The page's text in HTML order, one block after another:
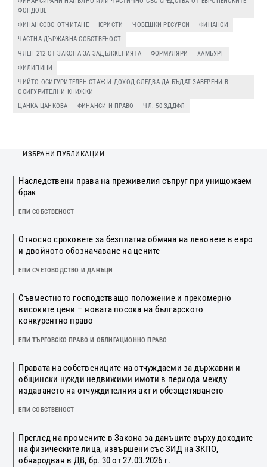
ФОНДОВЕ
ФИНАНСОВО ОТЧИТАНЕ
ЮРИСТИ ЧОВЕШКИ РЕСУРСИ
ФИНАНСИ
ЧАСТНА ДЪРЖАВНА СОБСТВЕНОСТ
ЧЛЕН 212 ОТ ЗАКОНА ЗА ЗАДЪЛЖЕНИЯТА
ФОРМУЛЯРИ
ХАМБУРГ
ФИЛИПИНИ
ЧИЙТО ОСИГУРИТЕЛЕН СТАЖ И ДОХОД СЛЕДВА ДА БЪДАТ ЗАВЕРЕНИ В
ОСИГУРИТЕЛНИ КНИЖКИ
ЦАНКА ЦАНКОВА
ФИНАНСИ И ПРАВО ЧЛ. 50 ЗДДФЛ
ИЗБРАНИ ПУБЛИКАЦИИ
Наследствени права на преживелия съпруг при унищожаем
брак
ЕПИ СОБСТВЕНОСТ
Относно сроковете за безплатна обмяна на левовете в евро
и двойното обозначаване на цените
ЕПИ СЧЕТОВОДСТВО И ДАНЪЦИ
Съвместното господстващо положение и прекомерно
високите цени – новата посока на българското
конкурентно право
ЕПИ ТЪРГОВСКО ПРАВО И ОБЛИГАЦИОННО ПРАВО
Правата на собствениците на отчуждаеми за държавни и
общински нужди недвижими имоти в периода между
издаването на отчуждителния акт и обезщетяването
ЕПИ СОБСТВЕНОСТ
Преглед на промените в Закона за данъците върху доходите
на физическите лица, извършени със ЗИД на ЗКПО,
обнародван в ДВ, бр. 30 от 27.03.2026 г.